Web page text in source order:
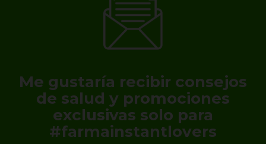
Me gustaría recibir consejos
de salud y promociones
exclusivas solo para
#farmainstantlovers